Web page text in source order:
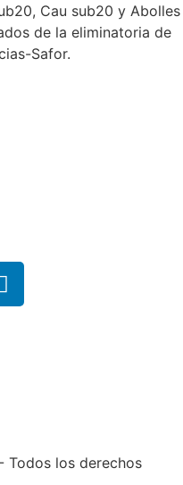
Cau sub20 y Abolles
de la eliminatoria de
Safor.
Todos los derechos